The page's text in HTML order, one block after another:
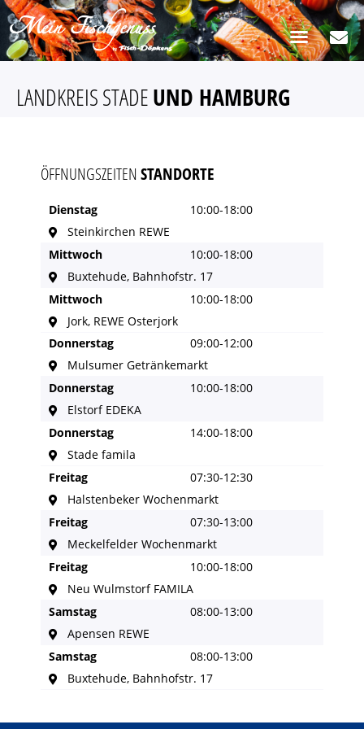
LANDKREIS STADEUND HAMBURG
ÖFFNUNGSZEITEN STANDORTE
Dienstag
10:00-18:00
Steinkirchen REWE
Mittwoch
10:00-18:00
Buxtehude, Bahnhofstr. 17
Mittwoch
10:00-18:00
Jork, REWE Osterjork
Donnerstag
09:00-12:00
Mulsumer Getränkemarkt
Donnerstag
10:00-18:00
Elstorf EDEKA
Donnerstag
14:00-18:00
Stade famila
Freitag
07:30-12:30
Halstenbeker Wochenmarkt
Freitag
07:30-13:00
Meckelfelder Wochenmarkt
Freitag
10:00-18:00
Neu Wulmstorf FAMILA
Samstag
08:00-13:00
Apensen REWE
Samstag
08:00-13:00
Buxtehude, Bahnhofstr. 17